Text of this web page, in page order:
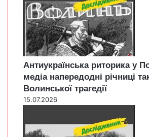
Антиукраїнська риторика у
медіа напередодні річниці
Волинської трагедії
15.07.2026